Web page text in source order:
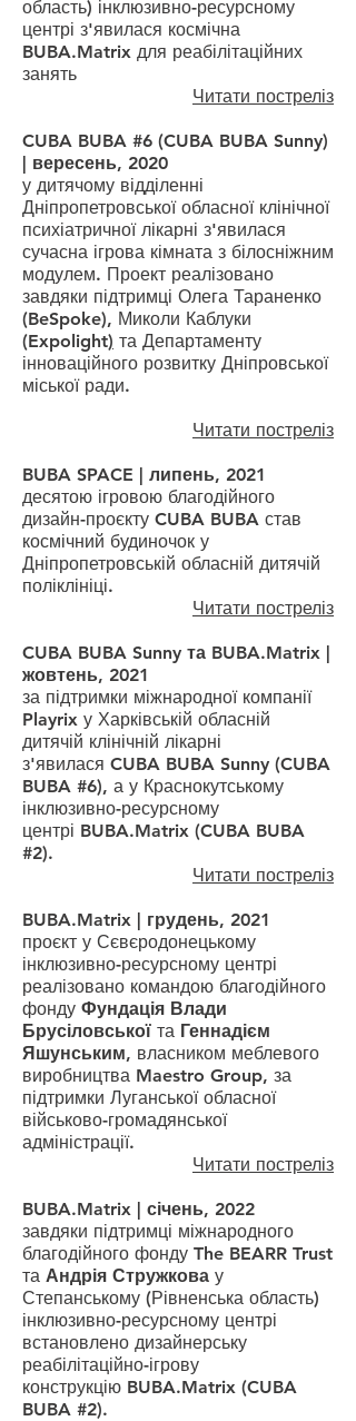
область) інклюзивно-ресурсному
центрі з'явилася космічна
BUBA.Matrix для реабілітаційних
занять
Читати постреліз
CUBA BUBA #6 (CUBA BUBA Sunny)
| вересень, 2020
у дитячому відділенні
Дніпропетровської обласної клінічної
психіатричної лікарні з'явилася
сучасна ігрова кімната з білосніжним
модулем. Проект реалізовано
завдяки підтримці Олега Тараненко
(BeSpoke), Миколи Каблуки
(Expolight) та Департаменту
інноваційного розвитку Дніпровської
міської ради.
Читати постреліз
BUBA SPACE | липень, 2021
десятою ігровою благодійного
дизайн-проєкту CUBA BUBA став
космічний будиночок у
Дніпропетровській обласній дитячій
поліклініці.
Читати постреліз
CUBA BUBA Sunny та BUBA.Matrix |
жовтень, 2021
за підтримки міжнародної компанії
Playrix у Харківській обласній
дитячій клінічній лікарні
з'явилася CUBA BUBA Sunny (CUBA
BUBA #6), а у Краснокутському
інклюзивно-ресурсному
центрі BUBA.Matrix (CUBA BUBA
#2).
Читати постреліз
BUBA.Matrix | грудень, 2021
проєкт у Сєвєродонецькому
інклюзивно-ресурсному центрі
реалізовано командою благодійного
фонду Фундація Влади
Брусіловської та Геннадієм
Яшунським, власником меблевого
виробництва Maestro Group, за
підтримки Луганської обласної
військово-громадянської
адміністрації.
Читати постреліз
BUBA.Matrix | січень, 2022
завдяки підтримці міжнародного
благодійного фонду The BEARR Trust
та Андрія Стружкова у
Степанському (Рівненська область)
інклюзивно-ресурсному центрі
встановлено дизайнерську
реабілітаційно-ігрову
конструкцію BUBA.Matrix (CUBA
BUBA #2).